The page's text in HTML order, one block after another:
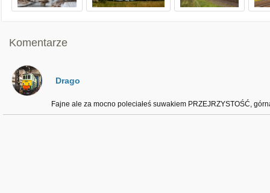
Komentarze
Drago
Fajne ale za mocno poleciałeś suwakiem PRZEJRZYSTOŚĆ,